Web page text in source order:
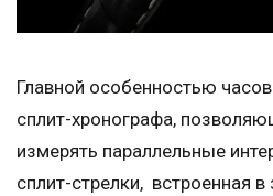
Главной особенностью
сплит-хронографа,
измерять параллельные
сплит-стрелки, встроенная